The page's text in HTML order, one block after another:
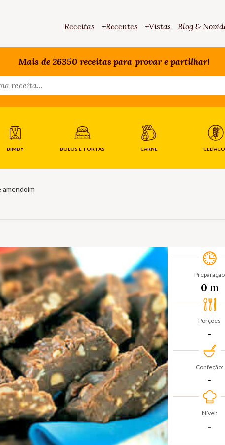
Receitas +Recentes +Vistas Blog &
Mais de 26350 receitas para provar e partilhar!
BIMBY BOLOS E TORTAS CARNE
amendoim
Preparação
0 m
Porções
‐
Confeção:
‐
Nível:
‐